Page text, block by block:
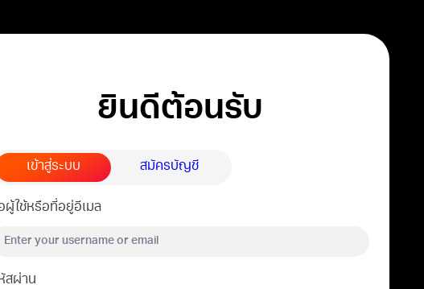
ยินดีต้อนรับ
เข้าสู่ระบบ สมัครบัญชี
ผู้ใช้หรือที่อยู่อีเมล
สผ่าน